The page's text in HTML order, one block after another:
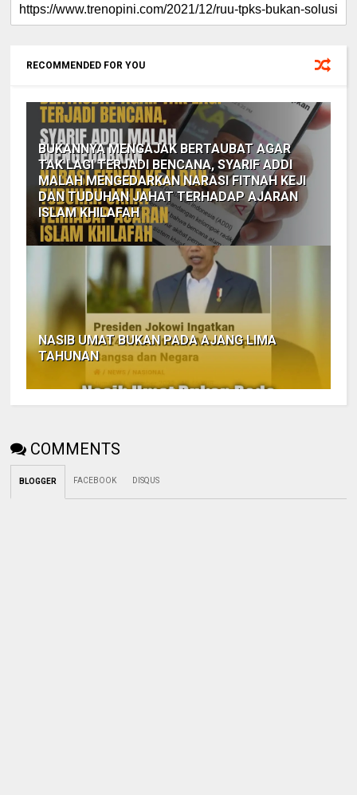
RECOMMENDED FOR YOU
BUKANNYA MENGAJAK BERTAUBAT AGAR
TAK LAGI TERJADI BENCANA, SYARIF ADDI
MALAH MENGEDARKAN NARASI FITNAH KEJI
DAN TUDUHAN JAHAT TERHADAP AJARAN
ISLAM KHILAFAH
NASIB UMAT BUKAN PADA AJANG LIMA
TAHUNAN
COMMENTS
BLOGGER FACEBOOK DISQUS